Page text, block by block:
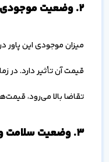
۲. وضعیت موجودی در بازار ایران
میزان موجودی این پاور
قیمت آن تأثیر دارد. در
تقاضا بالا می‌رود،
۳. وضعیت سلامت و نو یا استوک بودن محصول